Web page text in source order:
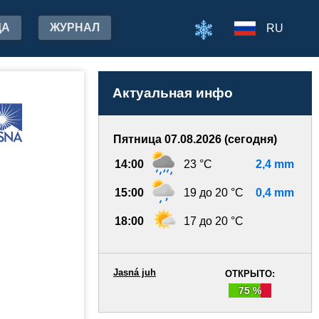
ЖУРНАЛ RU
Актуальная инфо
Пятница 07.08.2026 (сегодня)
14:00 23 °C 2,4 mm
15:00 19 до 20 °C 0,4 mm
18:00 17 до 20 °C
ОТКРЫТО:
75 %
Jasná juh